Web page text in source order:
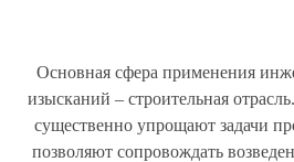
Основная сфера применения
изысканий – строительная
существенно упрощают задачи
позволяют сопровождать